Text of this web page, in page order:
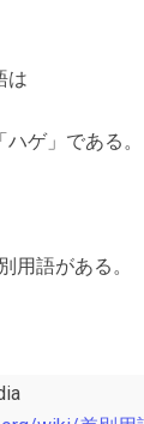
は
ゲ」である。
用語がある。